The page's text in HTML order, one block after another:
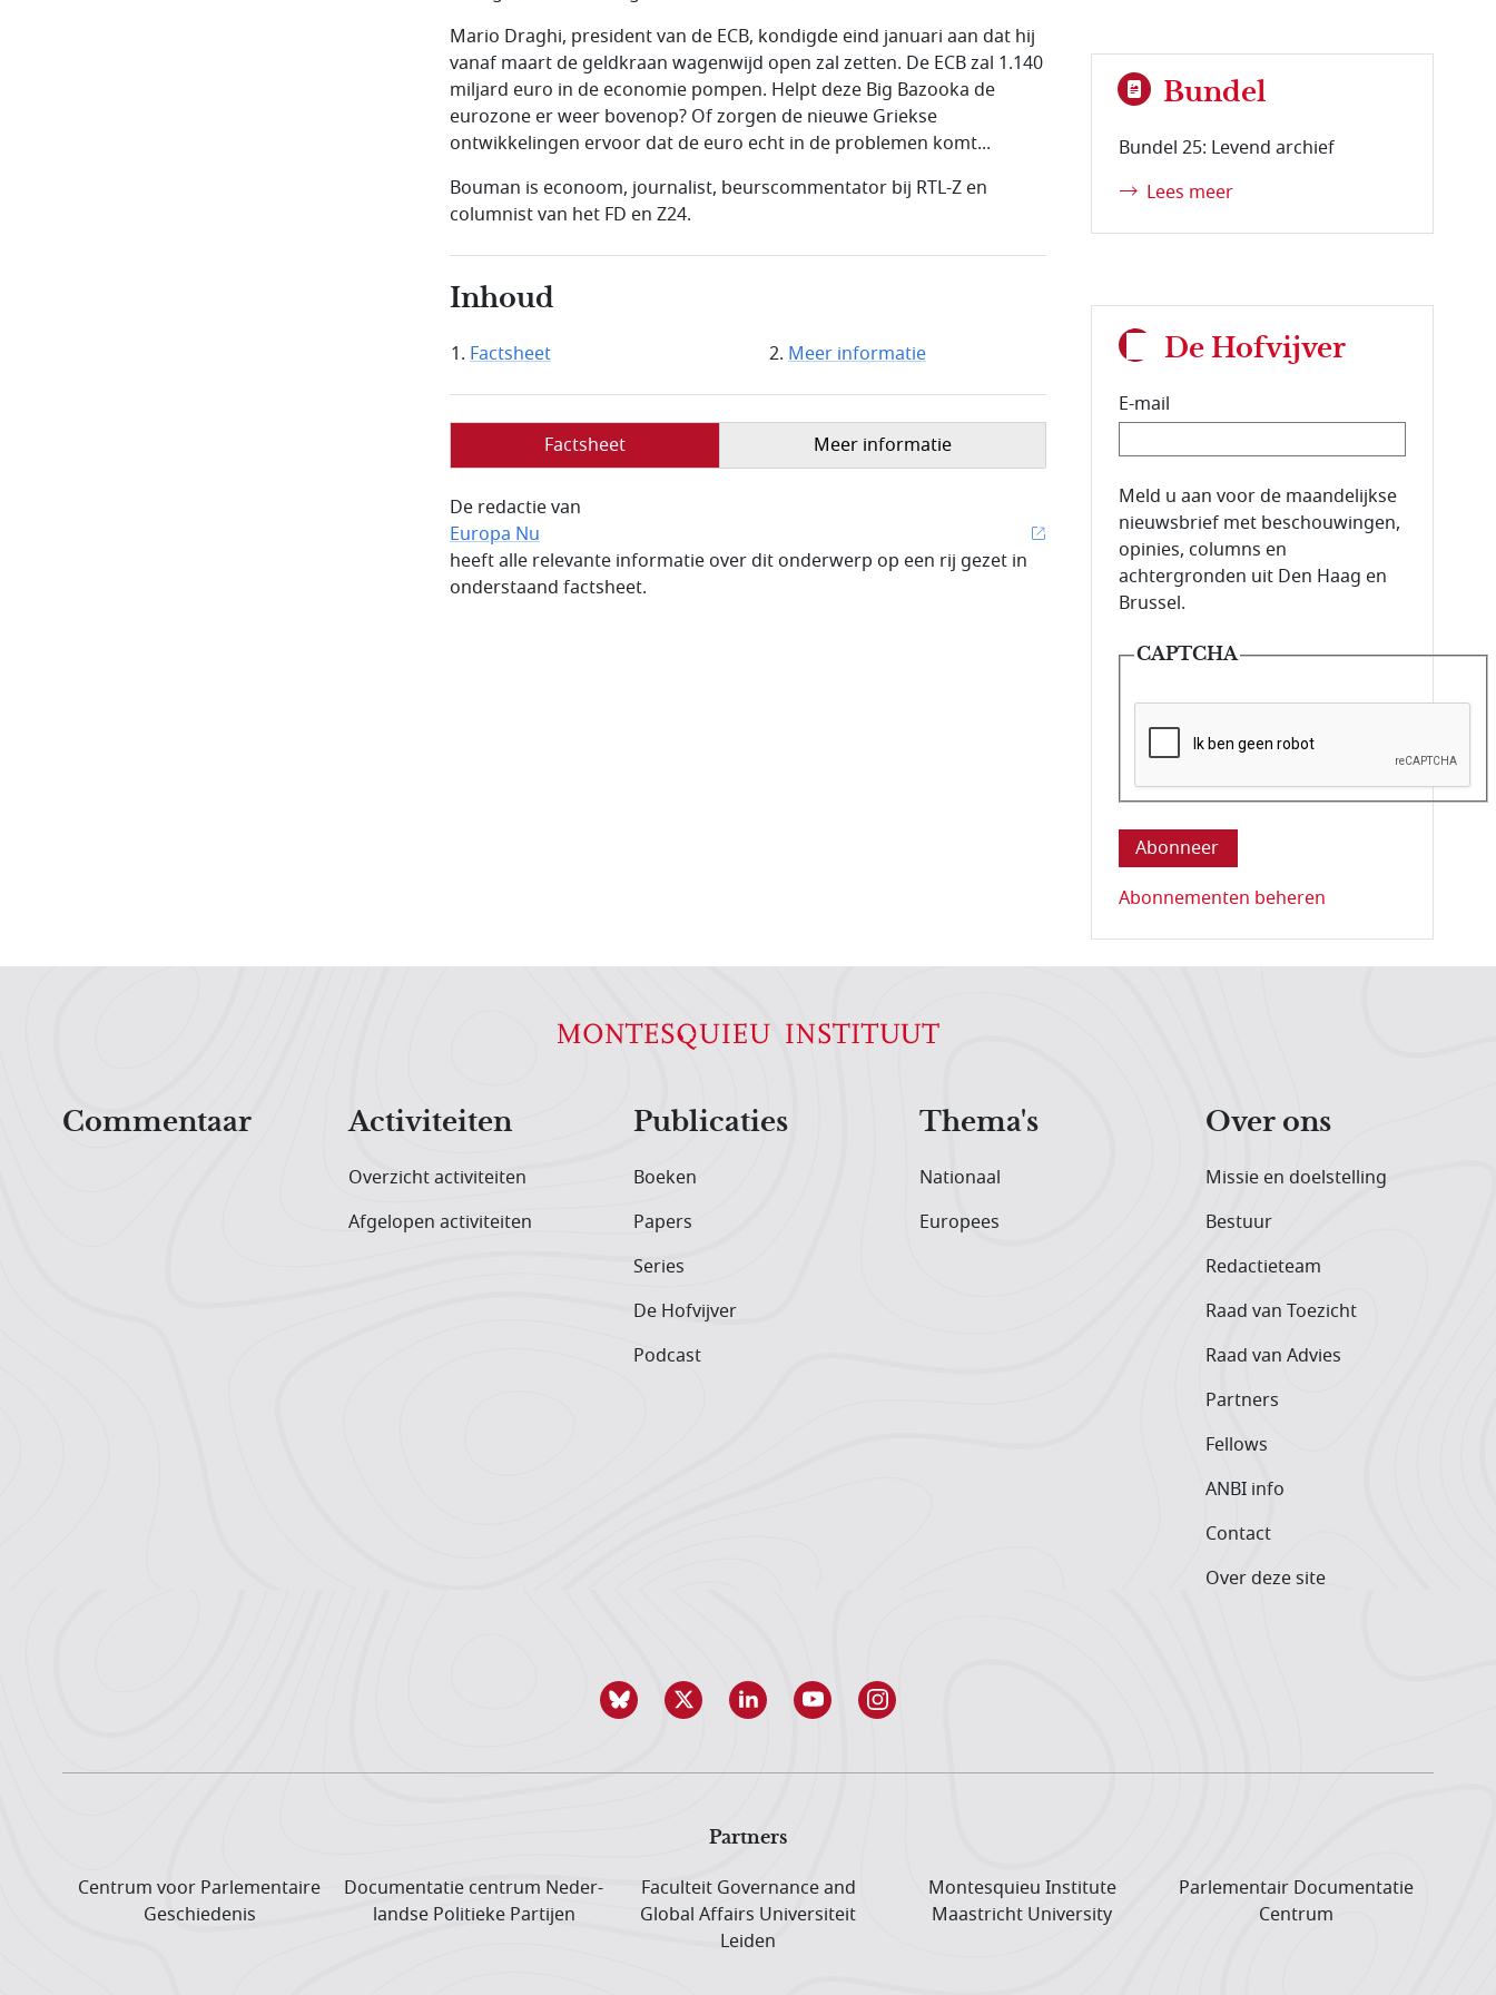
Mario Draghi, president van de ECB, kondigde eind januari aan dat hij
vanaf maart de geldkraan wagenwijd open zal zetten. De ECB zal 1.140
miljard euro in de economie pompen. Helpt deze Big Bazooka de
eurozone er weer bovenop? Of zorgen de nieuwe Griekse
ontwikkelingen ervoor dat de euro echt in de problemen komt...
Bouman is econoom, journalist, beurscommentator bij RTL-Z en
columnist van het FD en Z24.
Inhoud
Factsheet Meer informatie
Factsheet Meer informatie
De redactie van
Europa Nu
heeft alle relevante informatie over dit onderwerp op een rij gezet in
onderstaand factsheet.
Bundel
Bundel 25: Levend archief
Lees meer
De Hofvijver
E-mail
E-mailadres van de abonnee.
Meld u aan voor de maandelijkse
nieuwsbrief met beschouwingen,
opinies, columns en
achtergronden uit Den Haag en
Brussel.
CAPTCHA
Deze vraag is om te controleren dat u
Abonnementen beheren
Commentaar
Activiteiten
Overzicht activiteiten
Afgelopen activiteiten
Publicaties
Boeken
Papers
Series
De Hofvijver
Podcast
Thema's
Nationaal
Europees
Over ons
Missie en doelstelling
Bestuur
Redactieteam
Raad van Toezicht
Raad van Advies
Partners
Fellows
ANBI info
Contact
Over deze site
Partners
Centrum voor Parlementaire
Geschiedenis
Documentatie centrum Neder­
landse Politieke Partijen
Faculteit Governance and
Global Affairs Universiteit
Leiden
Montesquieu Institute
Maastricht University
Parlementair Documentatie
Centrum